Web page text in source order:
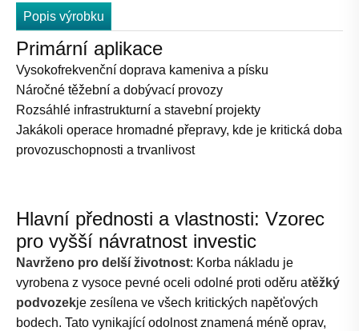
Popis výrobku
Primární aplikace
Vysokofrekvenční doprava kameniva a písku
Náročné těžební a dobývací provozy
Rozsáhlé infrastrukturní a stavební projekty
Jakákoli operace hromadné přepravy, kde je kritická doba
provozuschopnosti a trvanlivost
Hlavní přednosti a vlastnosti: Vzorec
pro vyšší návratnost investic
Navrženo pro delší životnost: Korba nákladu je
vyrobena z vysoce pevné oceli odolné proti oděru atěžký
podvozekje zesílena ve všech kritických napěťových
bodech. Tato vynikající odolnost znamená méně oprav,